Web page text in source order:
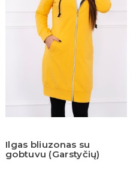
Ilgas bliuzonas su
gobtuvu (Garstyčių)